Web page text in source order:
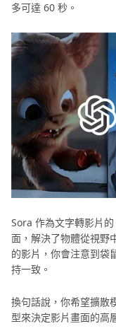
多可達 60 秒。
Sora 作為文字轉影片
面，解決了物體從視野
的影片，你會注意到袋
持一致。
換句話說，你希望擴散
型來決定影片畫面的高